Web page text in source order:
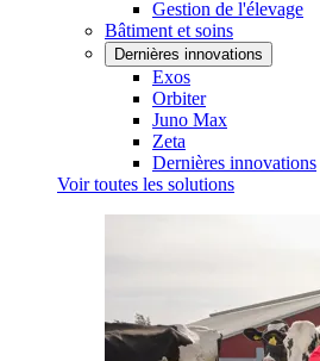
Gestion de l'élevage
Bâtiment et soins
Dernières innovations
Exos
Orbiter
Juno Max
Zeta
Dernières innovations
Voir toutes les solutions